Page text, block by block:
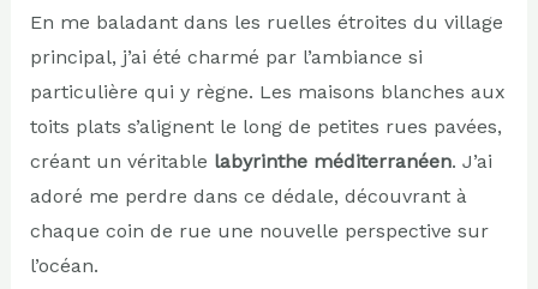
En me baladant dans les ruelles étroites du village
principal, j’ai été charmé par l’ambiance si
particulière qui y règne. Les maisons blanches aux
toits plats s’alignent le long de petites rues pavées,
créant un véritable labyrinthe méditerranéen. J’ai
adoré me perdre dans ce dédale, découvrant à
chaque coin de rue une nouvelle perspective sur
l’océan.